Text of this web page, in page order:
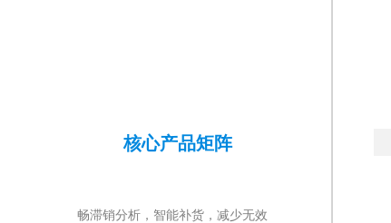
核心产品矩阵
畅滞销分析，智能补货，减少无效